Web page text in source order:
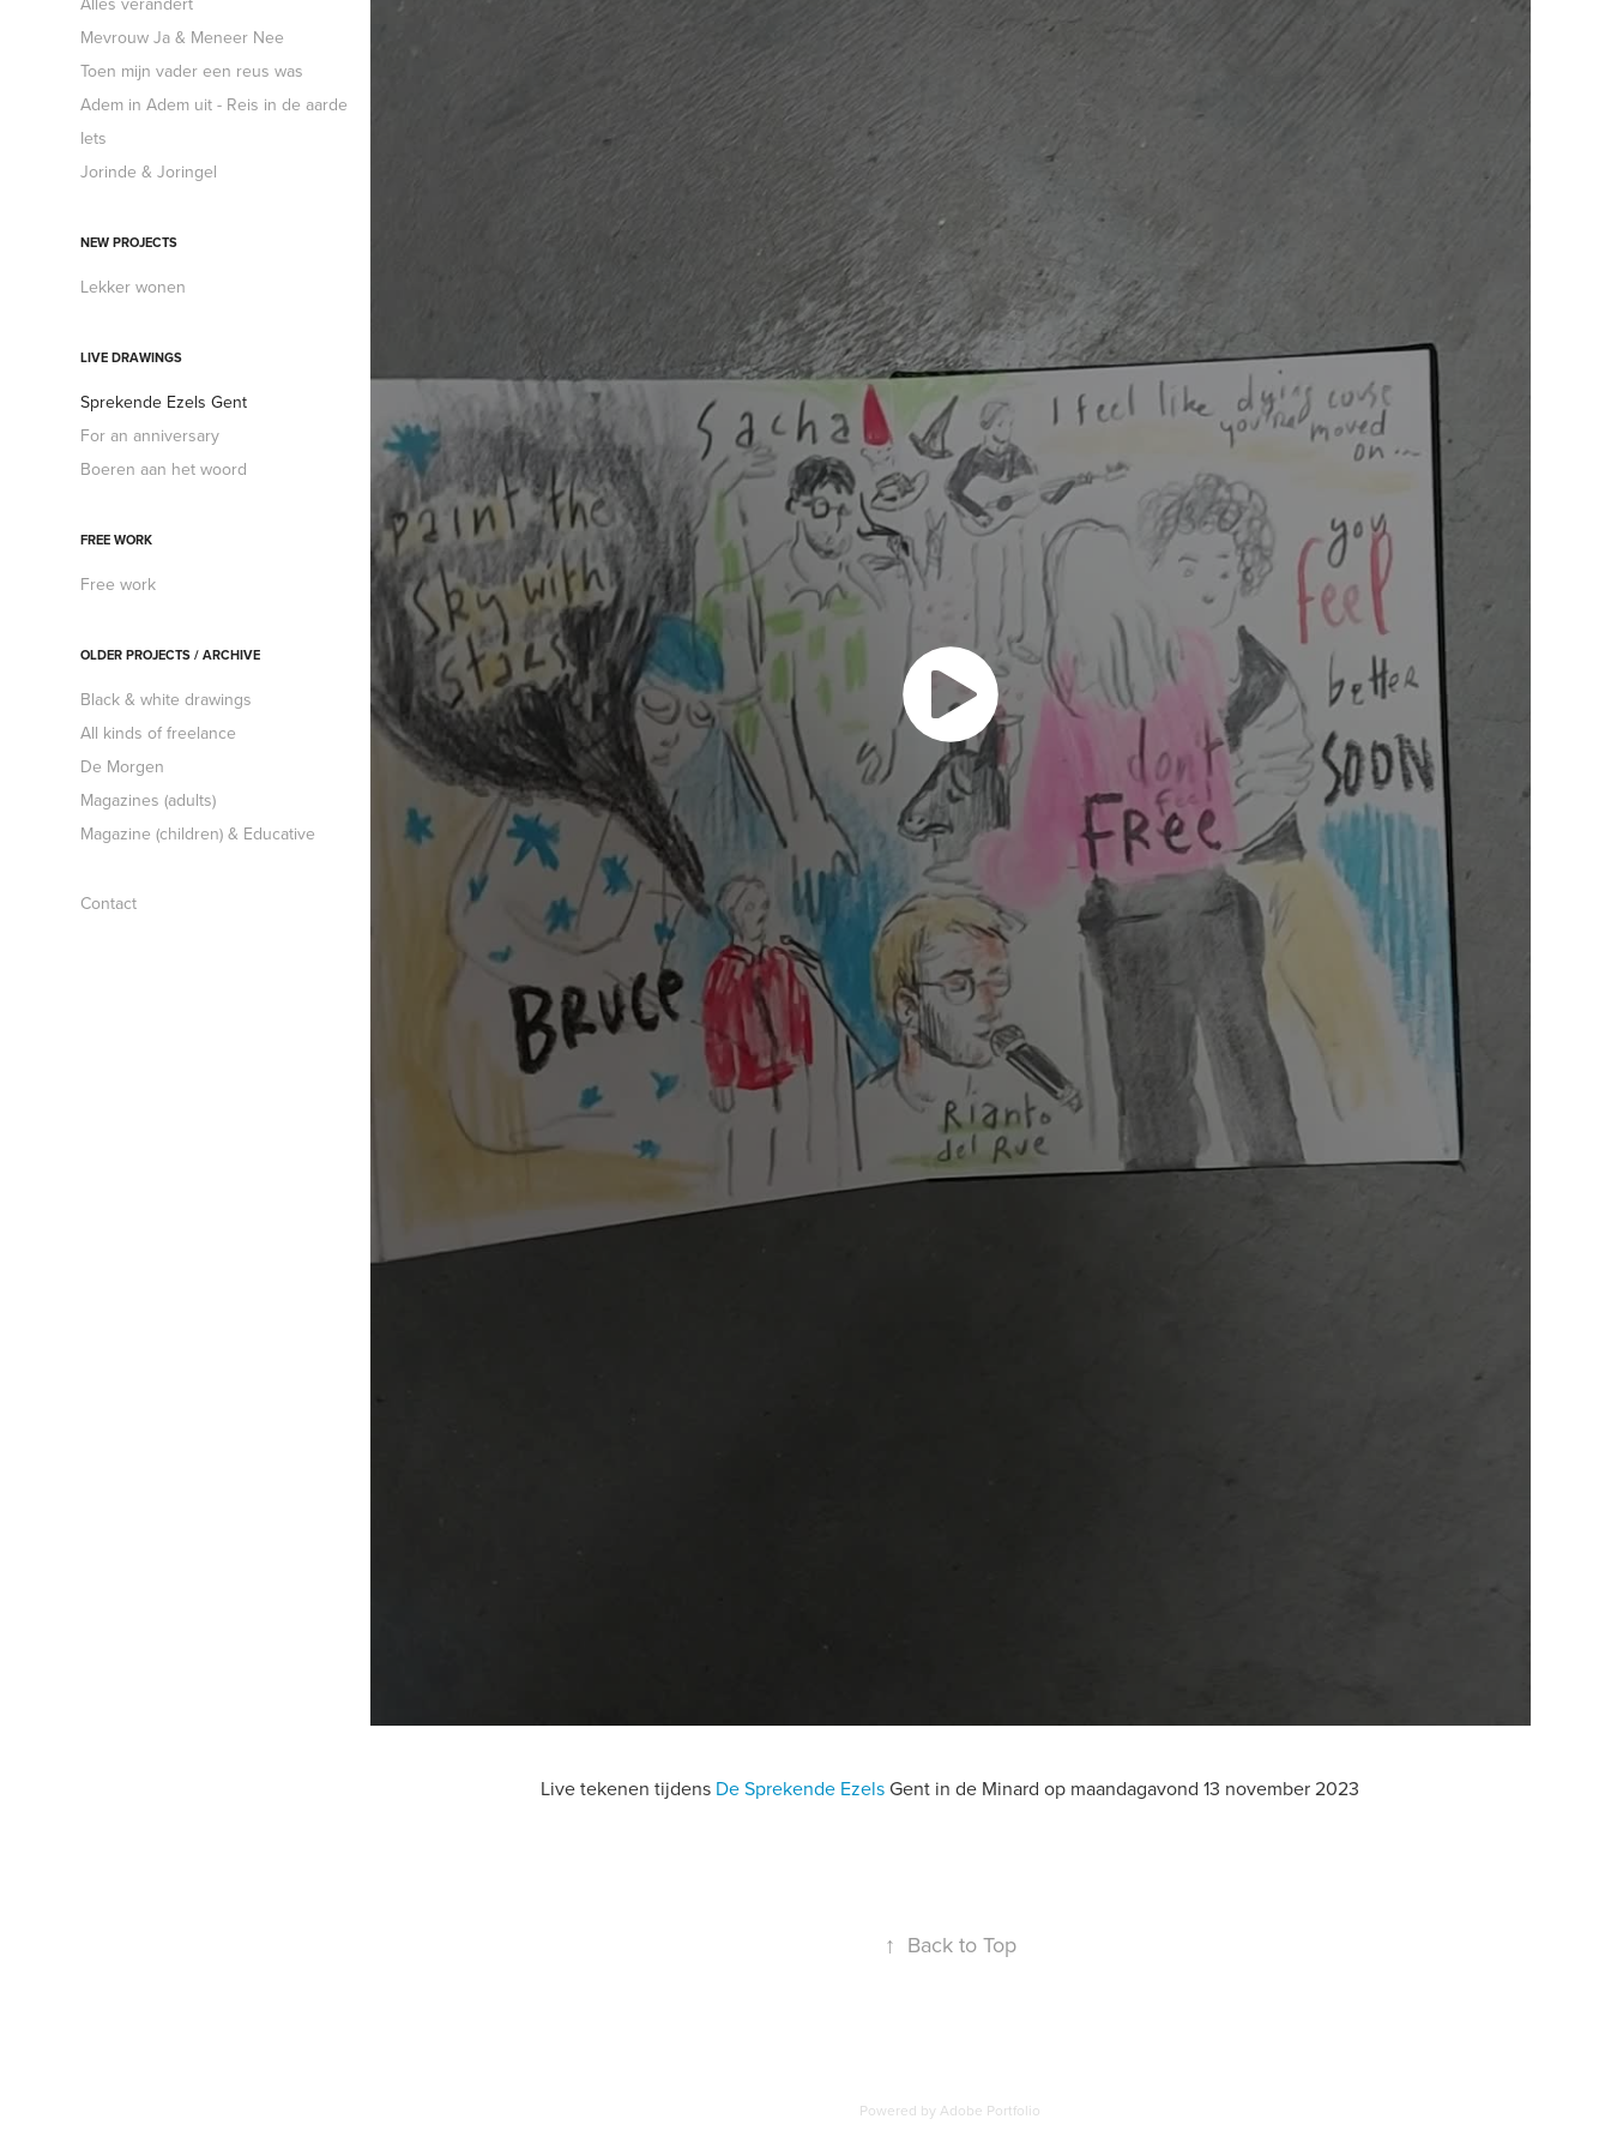
Mevrouw Ja & Meneer Nee
Toen mijn vader een reus was
Adem in Adem uit - Reis in de aarde
Iets
Jorinde & Joringel
NEW PROJECTS
Lekker wonen
LIVE DRAWINGS
Sprekende Ezels Gent
For an anniversary
Boeren aan het woord
FREE WORK
Free work
OLDER PROJECTS / ARCHIVE
Black & white drawings
All kinds of freelance
De Morgen
Magazines (adults)
Magazine (children) & Educative
Contact
Live tekenen tijdens De Sprekende EzelsGent in de Minard op maandagavond 13 november 2023
↑ Back to Top
Powered byAdobe Portfolio